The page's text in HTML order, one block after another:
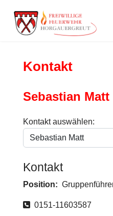
Kontakt
Sebastian Matt
Kontakt auswählen:
Kontakt
Position:
Telefon
0151-11603587